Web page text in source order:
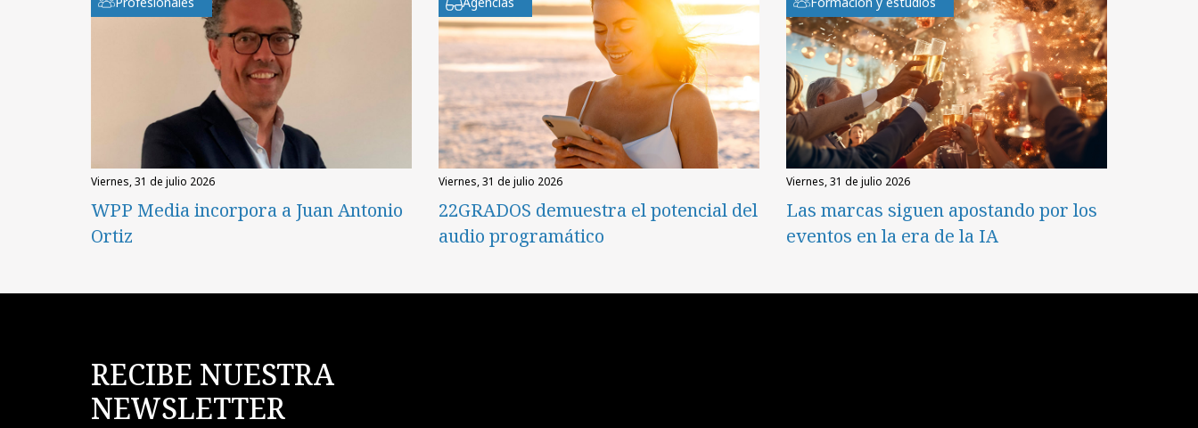
viernes, 31 de julio 2026
WPP Media incorpora a Juan Antonio
Ortiz
viernes, 31 de julio 2026
22GRADOS demuestra el potencial del
audio programático
viernes, 31 de julio 2026
Las marcas siguen apostando por los
eventos en la era de la IA
RECIBE NUESTRA
NEWSLETTER